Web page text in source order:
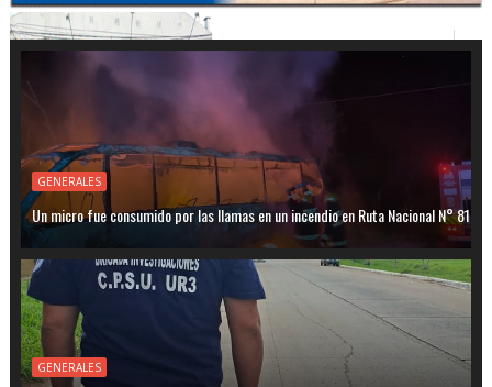
GENERALES
Un micro fue consumido por las llamas en un incendio en Ruta Nacional N° 81
GENERALES